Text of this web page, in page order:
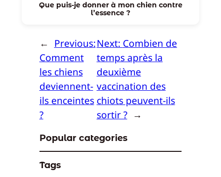
Que puis-je donner à mon chien contre
l’essence ?
← Previous:
Comment
les chiens
deviennent-
ils enceintes
?
Next: Combien de
temps après la
deuxième
vaccination des
chiots peuvent-ils
sortir ? →
Popular categories
Tags